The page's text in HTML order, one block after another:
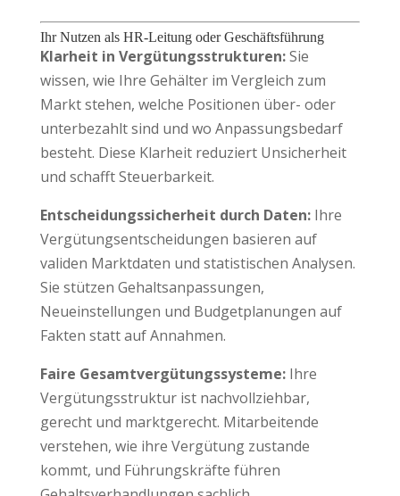
Ihr Nutzen als HR-Leitung oder Geschäftsführung
Klarheit in Vergütungsstrukturen:Sie
wissen, wie Ihre Gehälter im Vergleich zum
Markt stehen, welche Positionen über- oder
unterbezahlt sind und wo Anpassungsbedarf
besteht. Diese Klarheit reduziert Unsicherheit
und schafft Steuerbarkeit.
Entscheidungssicherheit durch Daten:Ihre
Vergütungsentscheidungen basieren auf
validen Marktdaten und statistischen Analysen.
Sie stützen Gehaltsanpassungen,
Neueinstellungen und Budgetplanungen auf
Fakten statt auf Annahmen.
Faire Gesamtvergütungssysteme:Ihre
Vergütungsstruktur ist nachvollziehbar,
gerecht und marktgerecht. Mitarbeitende
verstehen, wie ihre Vergütung zustande
kommt, und Führungskräfte führen